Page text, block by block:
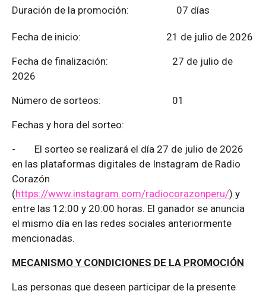
Duración de la promoción: 07 días
Fecha de inicio: 21 de julio de 2026
Fecha de finalización:
27 de julio de
2026
Número de sorteos: 01
Fechas y hora del sorteo:
- El sorteo se realizará el día 27 de julio de 2026
en las plataformas digitales de Instagram de Radio
Corazón
(https://www.instagram.com/radiocorazonperu/) y
entre las 12:00 y 20:00 horas. El ganador se anuncia
el mismo día en las redes sociales anteriormente
mencionadas.
MECANISMO Y CONDICIONES DE LA PROMOCIÓN
Las personas que deseen participar de la presente